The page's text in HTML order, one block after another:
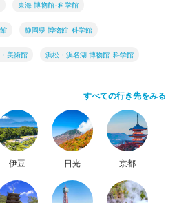
東海 博物館･科学館
静岡県 博物館･科学館
美術館 浜松・浜名湖 博物館･科学館
すべての行き先をみる
伊豆 日光 京都